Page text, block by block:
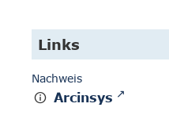
Links
Nachweis
Arcinsys